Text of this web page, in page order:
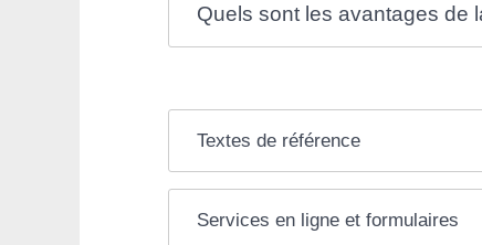
Quels sont les avantages de
Textes de référence
Services en ligne et formulaires